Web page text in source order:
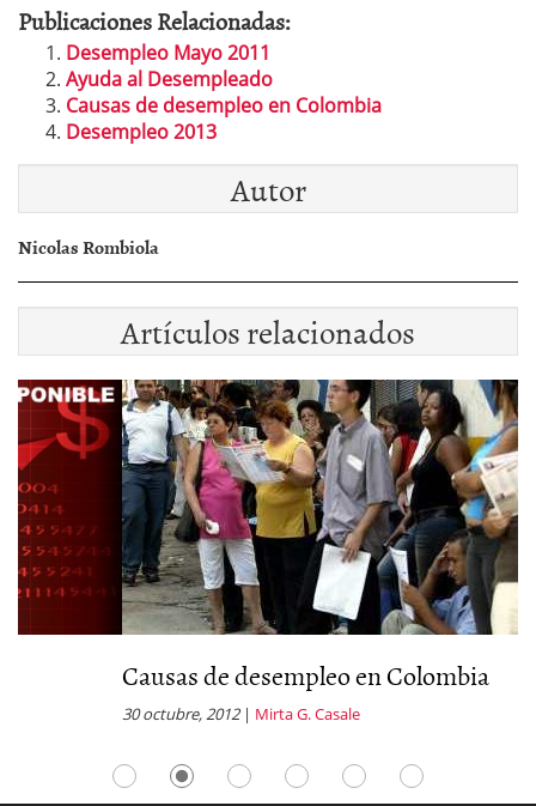
Publicaciones Relacionadas:
Desempleo Mayo 2011
Ayuda al Desempleado
Causas de desempleo en Colombia
Desempleo 2013
Autor
Nicolas Rombiola
Artículos relacionados
Causas de desempleo en Colombia
30 octubre, 2012|Mirta G. Casale